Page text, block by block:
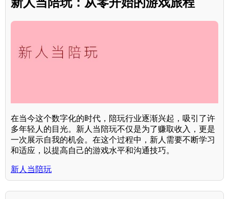
在当今这个数字化的时代，陪玩行业逐渐兴起，吸引了许
多年轻人的目光。新人当陪玩不仅是为了赚取收入，更是
一次展示自我的机会。在这个过程中，新人需要不断学习
和适应，以提高自己的游戏水平和沟通技巧。
新人当陪玩